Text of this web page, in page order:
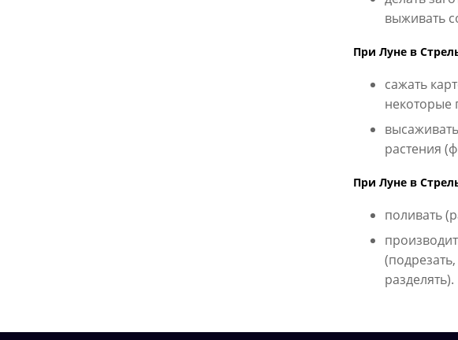
выживать
При Луне в
сажать
некоторые
растения
При Луне в
поливать
разделять).